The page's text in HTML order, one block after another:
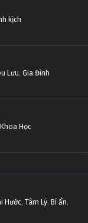
kịch
Lưu, Gia Đình
Khoa Học
Hước, Tâm Lý, Bí ẩn,